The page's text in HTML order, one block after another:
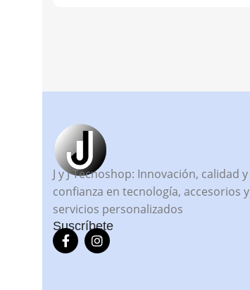
J y J Tecnoshop: Innovación, calidad y
confianza en tecnología, accesorios y
servicios personalizados
Suscríbete